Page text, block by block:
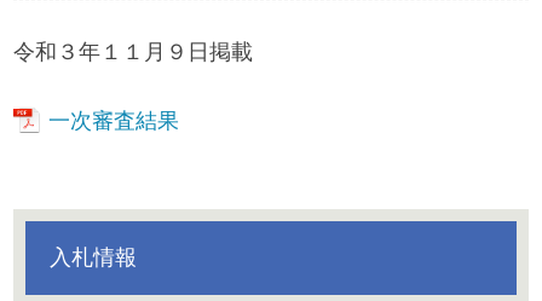
令和３年１１月９日掲載
一次審査結果
入札情報